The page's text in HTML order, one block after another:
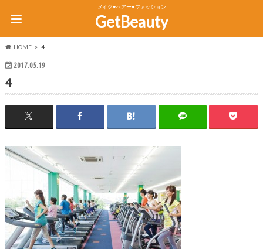
メイク♥ヘアー♥ファッション
GetBeauty
HOME 4
2017.05.19
4